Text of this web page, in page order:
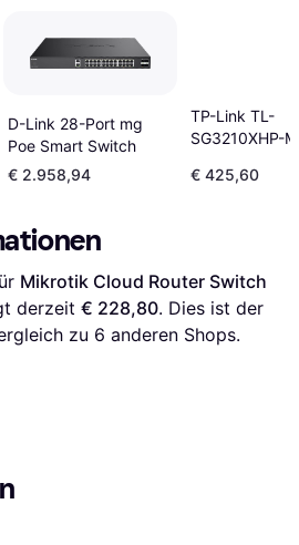
D-Link 28-Port mg
Poe Smart Switch
€ 2.958,94
TP-Link TL-
SG3210XHP-
€ 425,60
Mikrotik Cloud Router Switch
derzeit € 228,80. Dies ist der
zu 6 anderen Shops.